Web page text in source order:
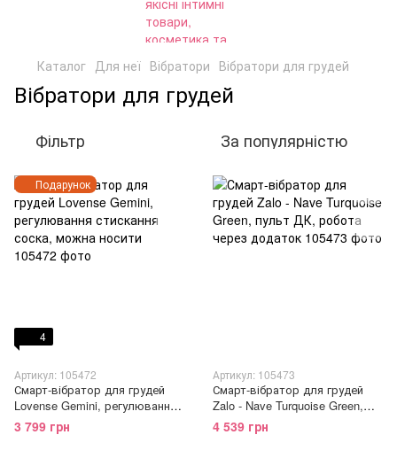
Каталог Для неї Вібратори Вібратори для грудей
Вібратори для грудей
Фільтр За популярністю
Подарунок
4
Артикул: 105472
Смарт-вібратор для грудей
Lovense Gemini, регулювання
стискання соска, можна
носити
3 799 грн
Артикул: 105473
Смарт-вібратор для грудей
Zalo - Nave Turquoise Green,
пульт ДК, робота через
додаток
4 539 грн